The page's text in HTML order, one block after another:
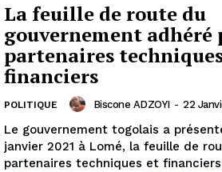
La feuille de route du
gouvernement adhéré
partenaires
financiers
POLITIQUE Biscone ADZOYI - 22
Le gouvernement togolais a
janvier 2021 à Lomé, la feuille de
partenaires techniques et